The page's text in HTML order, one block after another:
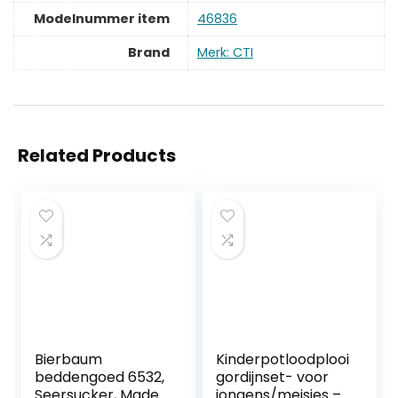
Modelnummer item
‎46836
Brand
Merk: CTI
Related Products
Bierbaum
beddengoed 6532,
Kinderpotloodplooi
gordijnset- voor